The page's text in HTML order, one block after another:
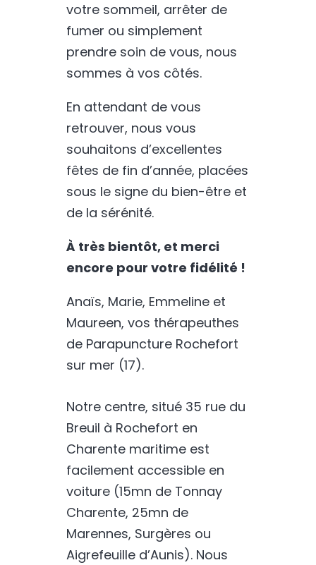
votre sommeil, arrêter de
fumer ou simplement
prendre soin de vous, nous
sommes à vos côtés.
En attendant de vous
retrouver, nous vous
souhaitons d’excellentes
fêtes de fin d’année, placées
sous le signe du bien-être et
de la sérénité.
À très bientôt, et merci
encore pour votre fidélité !
Anaïs, Marie, Emmeline et
Maureen, vos thérapeuthes
de Parapuncture Rochefort
sur mer (17).
Notre centre, situé 35 rue du
Breuil à Rochefort en
Charente maritime est
facilement accessible en
voiture (15mn de Tonnay
Charente, 25mn de
Marennes, Surgères ou
Aigrefeuille d’Aunis). Nous